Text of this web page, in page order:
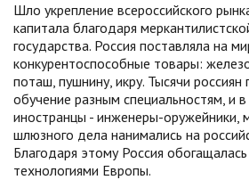
Шло укрепление всероссийского
капитала благодаря
государства. Рос­сия поставляла на
конкурентоспособные товары:
поташ, пушнину, икру. Тысячи
обучение разным специальнос­тям, и
иностранцы - инженеры-оружейники,
шлюзного дела нанимались на
Благодаря этому Россия
технологиями Европы.